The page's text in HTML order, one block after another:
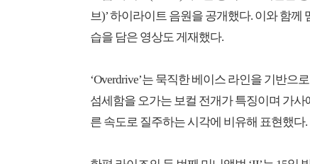
브)’ 하이라이트 음원을 공개했다. 이와 함
습을 담은 영상도 게재했다.
‘Overdrive’는 묵직한 베이스 라인을 기반으
섬세함을 오가는 보컬 전개가 특징이며 가
른 속도로 질주하는 시각에 비유해 표현했다.